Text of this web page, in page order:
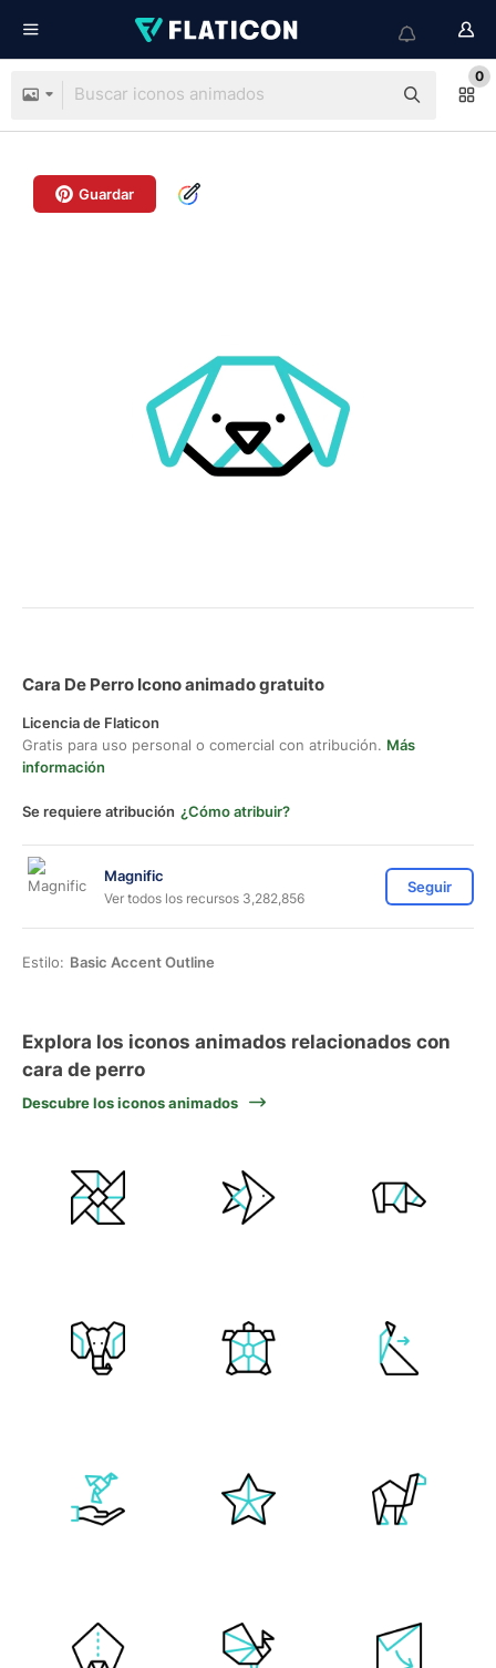
0
Guardar
Cara De Perro Icono animado gratuito
Licencia de Flaticon
Gratis para uso personal o comercial con atribución. Más
información
Se requiere atribución ¿Cómo atribuir?
Magnific
Ver todos los recursos 3,282,856
Seguir
Estilo: Basic Accent Outline
Explora los iconos animados relacionados con
cara de perro
Descubre los iconos animados